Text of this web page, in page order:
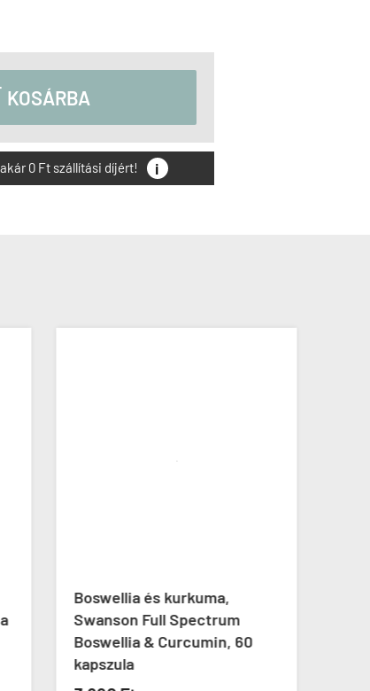
KOSÁRBA
0 Ft szállítási díjért! i
Boswellia és kurkuma,
Swanson Full Spectrum
Boswellia & Curcumin, 60
kapszula